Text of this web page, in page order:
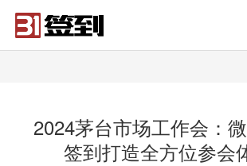
2024茅台市场工作会：
签到打造全方位参会